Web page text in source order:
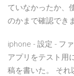
ていなかったか、
のかまで確認でき
iphone - 設定 - フ
アプリをテスト用
稿を書いた。 それ